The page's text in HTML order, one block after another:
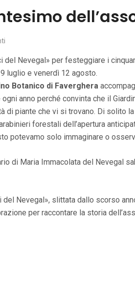
Nevegal» per festeggiare i
luglio e venerdì 12 agosto.
Botanico di Faverghera
anno perché convinta che il
di piante che vi si trovano. Di solito
forestali dell’apertura
potevamo solo immaginare o
di Maria Immacolata del Nevegal
Nevegal», slittata dallo scorso
per raccontare la storia